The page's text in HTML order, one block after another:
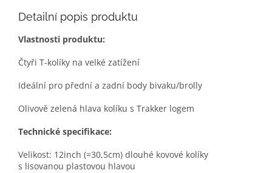
Detailní popis produktu
Vlastnosti produktu:
Čtyři T-kolíky na velké zatížení
Ideální pro přední a zadní body bivaku/brolly
Olivově zelená hlava kolíku s Trakker logem
Technické specifikace:
Velikost: 12inch (=30,5cm) dlouhé kovové kolíky
s lisovanou plastovou hlavou